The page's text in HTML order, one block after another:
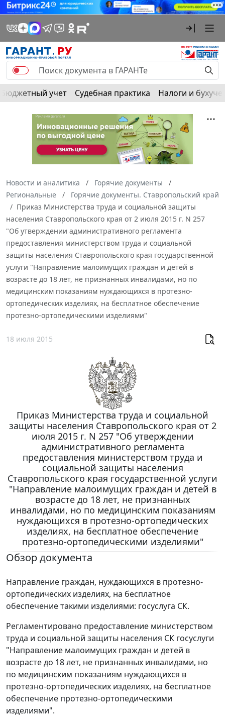
Бюджетный учет Судебная практика Налоги и
Новости и аналитика
Горячие документы
Региональные
Горячие документы. Ставропольский край
Приказ Министерства труда и социальной защиты
населения Ставропольского края от 2 июля 2015 г. N 257
"Об утверждении административного регламента
предоставления министерством труда и социальной
защиты населения Ставропольского края государственной
услуги "Направление малоимущих граждан и детей в
возрасте до 18 лет, не признанных инвалидами, но по
медицинским показаниям нуждающихся в протезно-
ортопедических изделиях, на бесплатное обеспечение
протезно-ортопедическими изделиями"
18 июля 2015
Приказ Министерства труда и социальной
защиты населения Ставропольского края от 2
июля 2015 г. N 257 "Об утверждении
административного регламента
предоставления министерством труда и
социальной защиты населения
Ставропольского края государственной услуги
"Направление малоимущих граждан и детей в
возрасте до 18 лет, не признанных
инвалидами, но по медицинским показаниям
нуждающихся в протезно-ортопедических
изделиях, на бесплатное обеспечение
протезно-ортопедическими изделиями"
Обзор документа
Направление граждан, нуждающихся в протезно-
ортопедических изделиях, на бесплатное
обеспечение такими изделиями: госуслуга СК.
Регламентировано предоставление министерством
труда и социальной защиты населения СК госуслуги
"Направление малоимущих граждан и детей в
возрасте до 18 лет, не признанных инвалидами, но
по медицинским показаниям нуждающихся в
протезно-ортопедических изделиях, на бесплатное
обеспечение протезно-ортопедическими
изделиями".